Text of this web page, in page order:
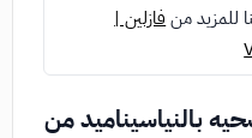
للمزيد من فازلين |
بالنياسيناميد من